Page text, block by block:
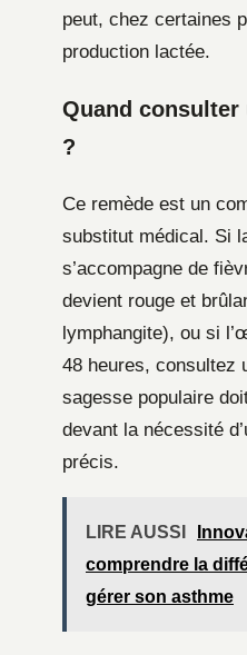
peut, chez certaines
production lactée.
Quand consulter
?
Ce remède est un
substitut médical. Si
s’accompagne de
devient rouge et
lymphangite), ou si
48 heures, consultez
sagesse populaire
devant la nécessité
précis.
LIRE AUSSI
comprendre la
gérer son asthme